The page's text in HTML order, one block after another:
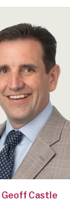
Geoff Castle